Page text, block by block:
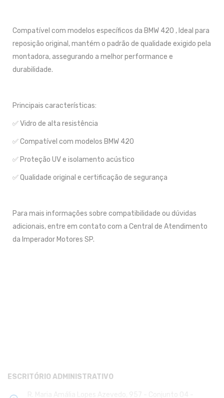
Compatível com modelos específicos da BMW 420 , Ideal para
reposição original, mantém o padrão de qualidade exigido pela
montadora, assegurando a melhor performance e
durabilidade.
Principais características:
✅ Vidro de alta resistência
✅ Compatível com modelos BMW 420
✅ Proteção UV e isolamento acústico
✅ Qualidade original e certificação de segurança
Para mais informações sobre compatibilidade ou dúvidas
adicionais, entre em contato com a Central de Atendimento
da Imperador Motores SP.
ESCRITÓRIO ADMINISTRATIVO